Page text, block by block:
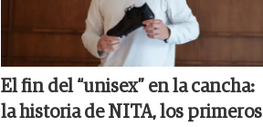
El fin del “unisex” en la cancha:
la historia de NITA, los primeros